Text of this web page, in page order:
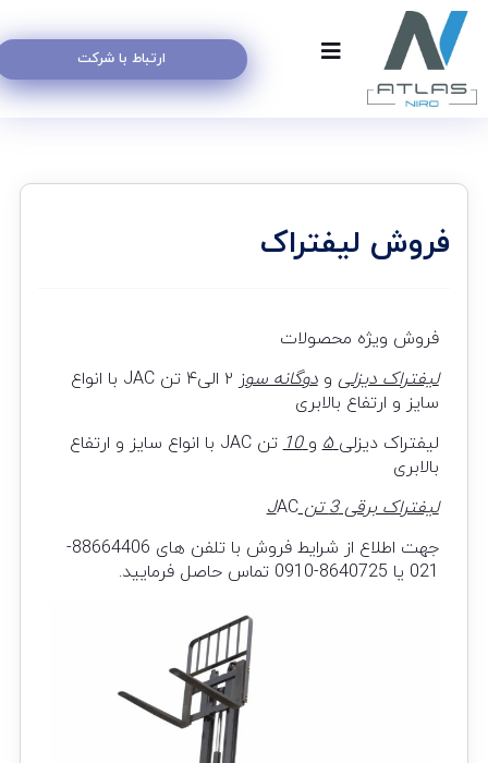
ارتباط با شرکت
فروش لیفتراک
فروش ویژه محصولات
لیفتراک دیزلی ودوگانه سوز
۲ الی۴ تن JAC با انواع
سایز و ارتفاع بالابری
لیفتراک دیزلی ۵و 10
تن JAC با انواع سایز و ارتفاع
بالابری
لیفتراک برقی 3 تن J
AC
جهت اطلاع از شرایط فروش با تلفن های 88664406-
021 یا 8640725-0910 تماس حاصل فرمایید.